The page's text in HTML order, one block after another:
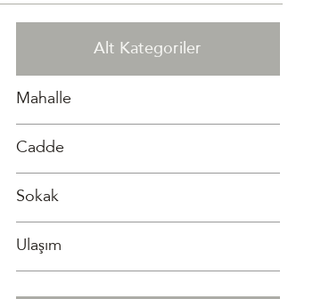
Alt Kategoriler
Mahalle
Cadde
Sokak
Ulaşım